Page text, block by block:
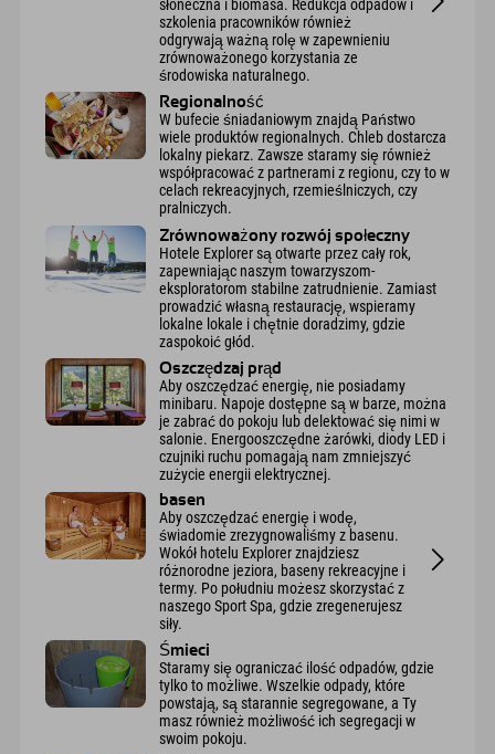
słoneczna i biomasa. Redukcja odpadów i
szkolenia pracowników również
odgrywają ważną rolę w zapewnieniu
zrównoważonego korzystania ze
środowiska naturalnego.
Regionalność
W bufecie śniadaniowym znajdą Państwo
wiele produktów regionalnych. Chleb dostarcza
lokalny piekarz. Zawsze staramy się również
współpracować z partnerami z regionu, czy to w
celach rekreacyjnych, rzemieślniczych, czy
pralniczych.
Zrównoważony rozwój społeczny
Hotele Explorer są otwarte przez cały rok,
zapewniając naszym towarzyszom-
eksploratorom stabilne zatrudnienie. Zamiast
prowadzić własną restaurację, wspieramy
lokalne lokale i chętnie doradzimy, gdzie
zaspokoić głód.
Oszczędzaj prąd
Aby oszczędzać energię, nie posiadamy
minibaru. Napoje dostępne są w barze, można
je zabrać do pokoju lub delektować się nimi w
salonie. Energooszczędne żarówki, diody LED i
czujniki ruchu pomagają nam zmniejszyć
zużycie energii elektrycznej.
basen
Aby oszczędzać energię i wodę,
świadomie zrezygnowaliśmy z basenu.
Wokół hotelu Explorer znajdziesz
różnorodne jeziora, baseny rekreacyjne i
termy. Po południu możesz skorzystać z
naszego Sport Spa, gdzie zregenerujesz
siły.
Śmieci
Staramy się ograniczać ilość odpadów, gdzie
tylko to możliwe. Wszelkie odpady, które
powstają, są starannie segregowane, a Ty
masz również możliwość ich segregacji w
swoim pokoju.